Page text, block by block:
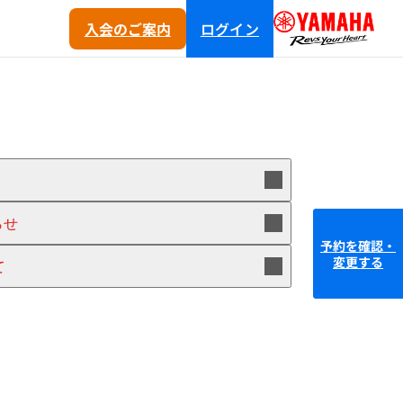
入会のご案内 ログイン
予約を確認・
変更する
せ